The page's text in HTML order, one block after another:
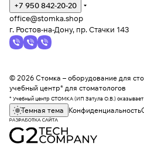
+7 950 842-20-20
office@stomka.shop
г. Ростов-на-Дону, пр. Стачки 143
© 2026 Стомка – оборудование для
учебный центр* для стоматологов
* Учебный центр СТОМКА (ИП Затула О.В.) оказывает
Темная тема Конфиденциальность